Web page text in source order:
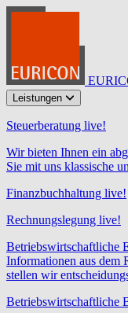
Leistungen
Steuerberatung live!
Wir bieten Ihnen ein
Sie mit uns klassische
Finanzbuchhaltung live!
Rechnungslegung live!
Betriebswirtschaftliche
Informationen aus dem
stellen wir
Betriebswirtschaftliche